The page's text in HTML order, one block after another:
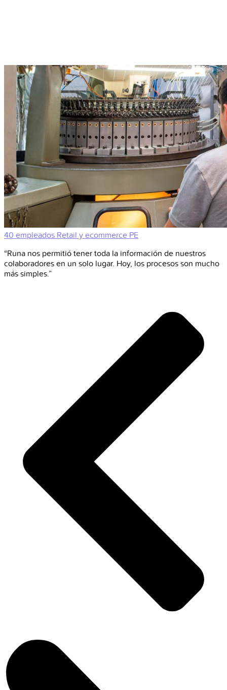
40 empleados Retail y ecommerce PE
“Runa nos permitió tener toda la información de nuestros
colaboradores en un solo lugar. Hoy, los procesos son mucho
más simples.”